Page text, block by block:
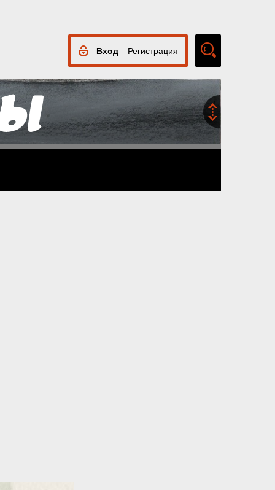
Вход Регистрация
поиск